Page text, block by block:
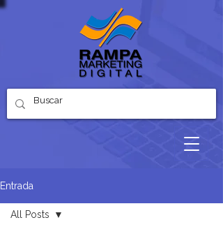
Entrada
All Posts